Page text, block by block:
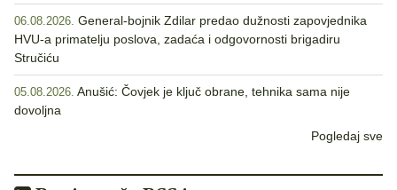
06.08.2026. General-bojnik Zdilar predao dužnosti zapovjednika
HVU-a primatelju poslova, zadaća i odgovornosti brigadiru
Stručiću
05.08.2026. Anušić: Čovjek je ključ obrane, tehnika sama nije
dovoljna
Pogledaj sve